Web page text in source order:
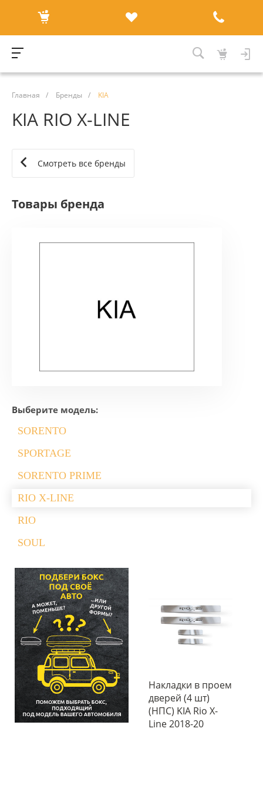
Главная / Бренды / KIA
KIA RIO X-LINE
Смотреть все бренды
Товары бренда
Выберите модель:
SORENTO
SPORTAGE
SORENTO PRIME
RIO X-LINE
RIO
SOUL
Накладки в проем
дверей (4 шт)
(НПС) KIA Rio X-
Line 2018-20